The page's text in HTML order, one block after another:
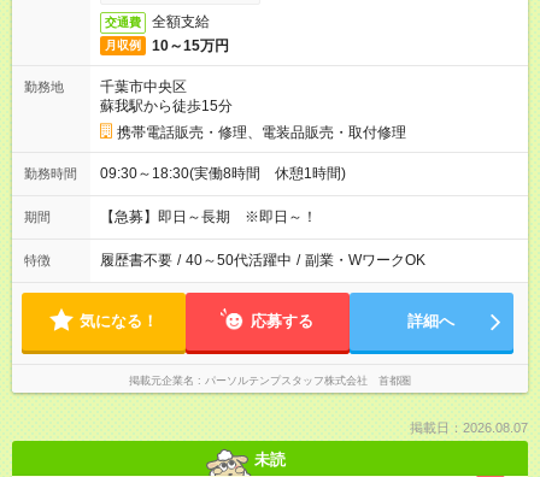
交通費 全額支給
月収例 10～15万円
勤務地
千葉市中央区
蘇我駅から徒歩15分
携帯電話販売・修理、電装品販売・取付修理
勤務時間 09:30～18:30(実働8時間 休憩1時間)
期間 【急募】即日～長期 ※即日～！
特徴 履歴書不要 / 40～50代活躍中 / 副業・WワークOK
気になる！ 応募する 詳細へ
掲載元企業名 パーソルテンプスタッフ株式会社 首都圏
掲載日：2026.08.07
未読